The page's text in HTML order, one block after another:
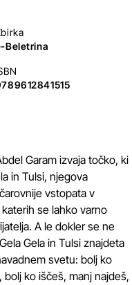
Beletrina
Garam izvaja točko, ki
in Tulsi, njegova
vstopata v
se lahko varno
A le dokler se ne
Gela in Tulsi znajdeta
svetu: bolj ko
ko iščeš, manj najdeš,